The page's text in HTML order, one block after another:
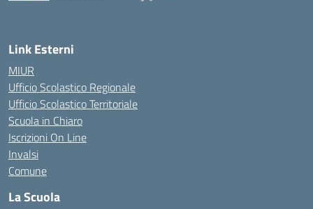
Link Esterni
MIUR
Ufficio Scolastico Regionale
Ufficio Scolastico Territoriale
Scuola in Chiaro
Iscrizioni On Line
Invalsi
Comune
La Scuola